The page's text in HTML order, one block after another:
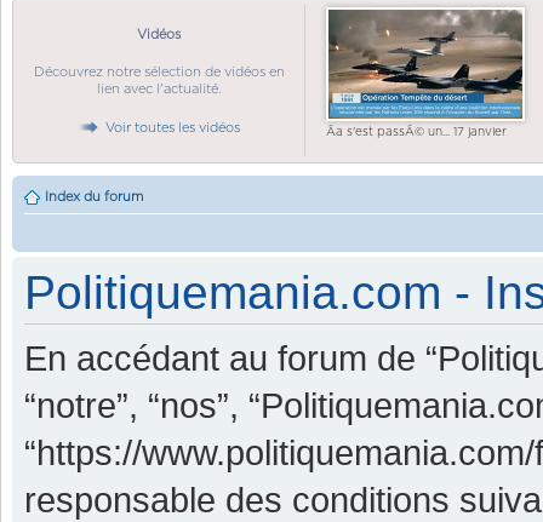
Vidéos
Découvrez notre sélection de vidéos en
lien avec l'actualité.
Voir toutes les vidéos Ãa s'est passÃ© un... 17 janvier
Index du forum
Politiquemania.com -
En accédant au forum de
“notre”, “nos”,
“https://
responsable des conditions